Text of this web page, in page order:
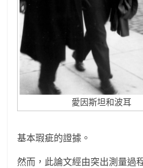
愛因斯坦和波耳
基本瑕疵的證據。
然而，此論文經由突出測量過